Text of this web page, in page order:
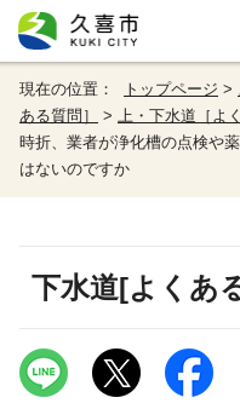
現在の位置： トップページ >
ある質問］
> 上・下水道［よ
時折、業者が浄化槽の点検や
はないのですか
下水道[よくあ